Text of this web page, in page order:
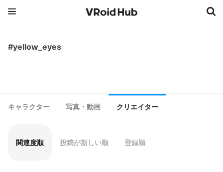
#yellow_eyes
キャラクター 写真・動画 クリエイター
関連度順 投稿が新しい順 登録順